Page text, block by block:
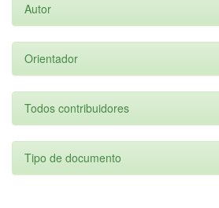
Autor
Orientador
Todos contribuidores
Tipo de documento